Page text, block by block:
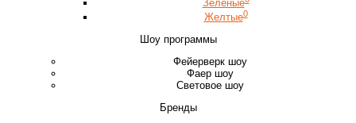
Зеленые
Желтые0
Шоу программы
Фейерверк шоу
Фаер шоу
Световое шоу
Бренды